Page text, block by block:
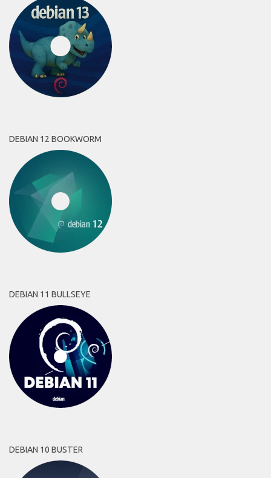
DEBIAN 12 BOOKWORM
DEBIAN 11 BULLSEYE
DEBIAN 10 BUSTER